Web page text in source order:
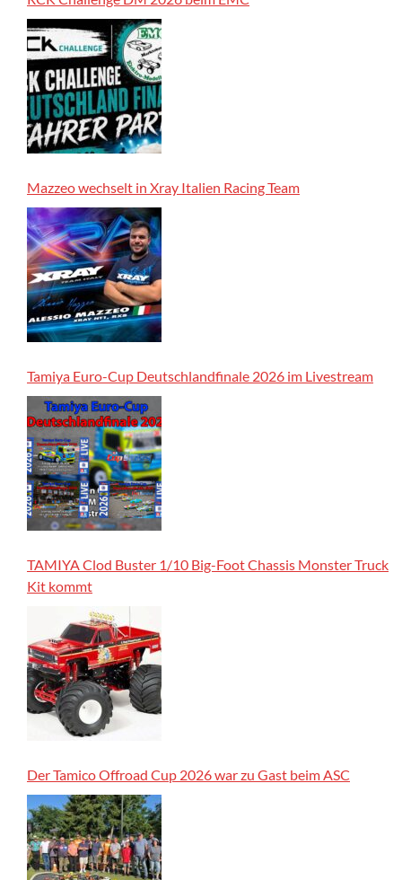
Mazzeo wechselt in Xray Italien Racing Team
Tamiya Euro-Cup Deutschlandfinale 2026 im Livestream
TAMIYA Clod Buster 1/10 Big-Foot Chassis Monster Truck
Kit kommt
Der Tamico Offroad Cup 2026 war zu Gast beim ASC